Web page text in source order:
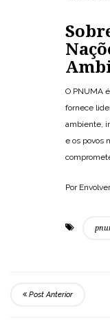
O PNUMA
fornece
ambiente,
e os povos
Por
Post Anterior